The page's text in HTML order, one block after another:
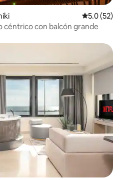
Calificación
5.0 (52)
céntrico con balcón grande